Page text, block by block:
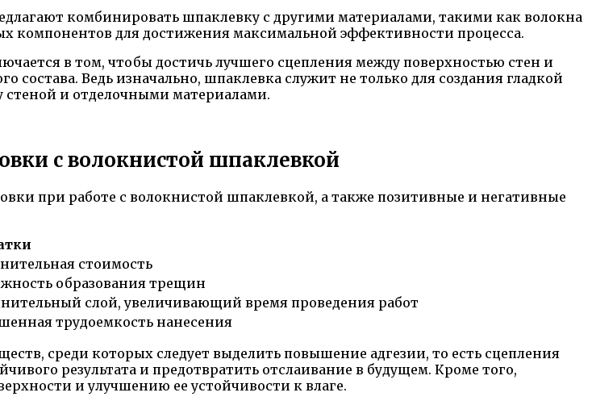
комбинировать шпаклевку с другими материалами, такими как волокна
компонентов для достижения максимальной эффективности процесса.
в том, чтобы достичь лучшего сцепления между поверхностью стен и
Ведь изначально, шпаклевка служит не только для создания гладкой
и отделочными материалами.
с волокнистой шпаклевкой
при работе с волокнистой шпаклевкой, а также позитивные и негативные
стоимость
образования трещин
слой, увеличивающий время проведения работ
трудоемкость нанесения
среди которых следует выделить повышение адгезии, то есть сцепления
результата и предотвратить отслаивание в будущем. Кроме того,
и улучшению ее устойчивости к влаге.